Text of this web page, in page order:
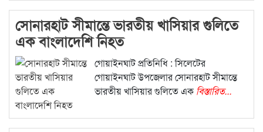
সোনারহাট সীমান্তে ভারতীয় খাসিয়ার গুলিতে
এক বাংলাদেশি নিহত
গোয়াইনঘাট প্রতিনিধি : সিলেটের
গোয়াইনঘাট উপজেলার সোনারহাট সীমান্তে
ভারতীয় খাসিয়ার গুলিতে একবিস্তারিত...